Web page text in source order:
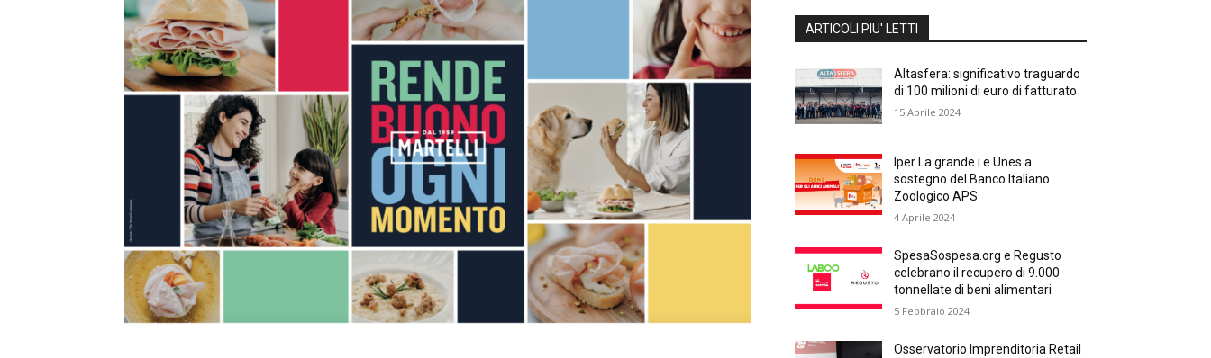
ARTICOLI PIU' LETTI
Altasfera: significativo traguardo
di 100 milioni di euro di fatturato
15 Aprile 2024
Iper La grande i e Unes a
sostegno del Banco Italiano
Zoologico APS
4 Aprile 2024
SpesaSospesa.org e Regusto
celebrano il recupero di 9.000
tonnellate di beni alimentari
5 Febbraio 2024
Osservatorio Imprenditoria Retail